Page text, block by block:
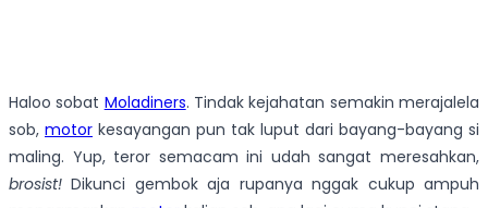
Haloo sobat Moladiners. Tindak kejahatan semakin merajalela
sob, motor kesayangan pun tak luput dari bayang-bayang si
maling. Yup, teror semacam ini udah sangat meresahkan,
brosist! Dikunci gembok aja rupanya nggak cukup ampuh